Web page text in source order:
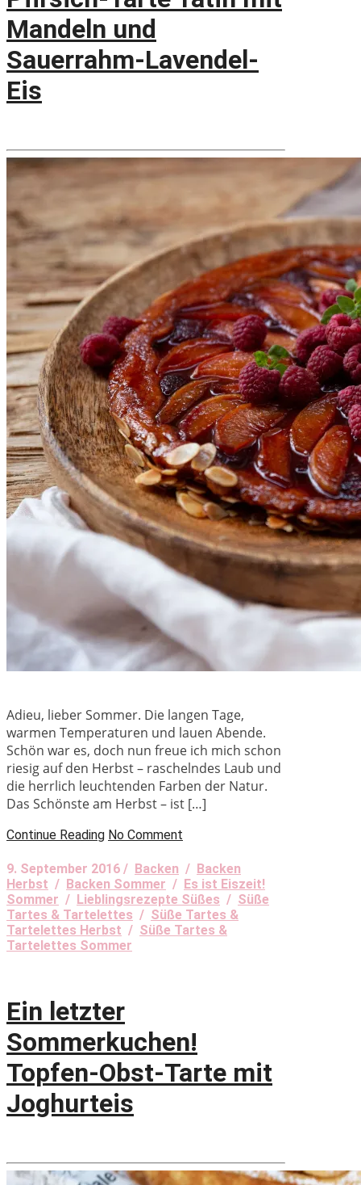
Mandeln und
Sauerrahm-Lavendel-
Eis
Adieu, lieber Sommer. Die langen Tage,
warmen Temperaturen und lauen Abende.
Schön war es, doch nun freue ich mich schon
riesig auf den Herbst – raschelndes Laub und
die herrlich leuchtenden Farben der Natur.
Das Schönste am Herbst – ist […]
Continue Reading No Comment
9. September 2016 / Backen / Backen
Herbst / Backen Sommer / Es ist Eiszeit!
Sommer / Lieblingsrezepte Süßes / Süße
Tartes & Tartelettes / Süße Tartes &
Tartelettes Herbst / Süße Tartes &
Tartelettes Sommer
Ein letzter
Sommerkuchen!
Topfen-Obst-Tarte mit
Joghurteis